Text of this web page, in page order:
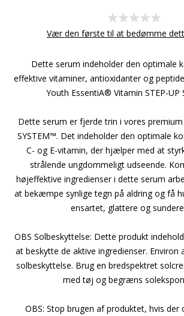
Vær den første til at bedømme
Dette serum indeholder den optimale
effektive vitaminer, antioxidanter og
Youth EssentiA® Vitamin STEP-UP
Dette serum er fjerde trin i vores premium
SYSTEM™. Det indeholder den optimale
C- og E-vitamin, der hjælper med at
strålende ungdommeligt udseende.
højeffektive ingredienser i dette serum
at bekæmpe synlige tegn på aldring og få
ensartet, glattere og
OBS Solbeskyttelse: Dette produkt
at beskytte de aktive ingredienser. Environ
solbeskyttelse. Brug en bredspektret
med tøj og begræns
OBS: Stop brugen af produktet, hvis der